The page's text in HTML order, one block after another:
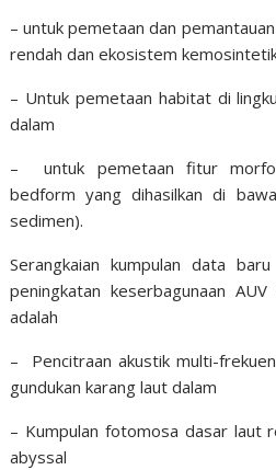
– untuk pemetaan dan
rendah dan ekosistem
– Untuk pemetaan habitat di
dalam
– untuk pemetaan fitur
bedform yang dihasilkan di
sedimen).
Serangkaian kumpulan data
peningkatan keserbagunaan
adalah
– Pencitraan akustik multi-
gundukan karang laut dalam
– Kumpulan fotomosa dasar laut
abyssal